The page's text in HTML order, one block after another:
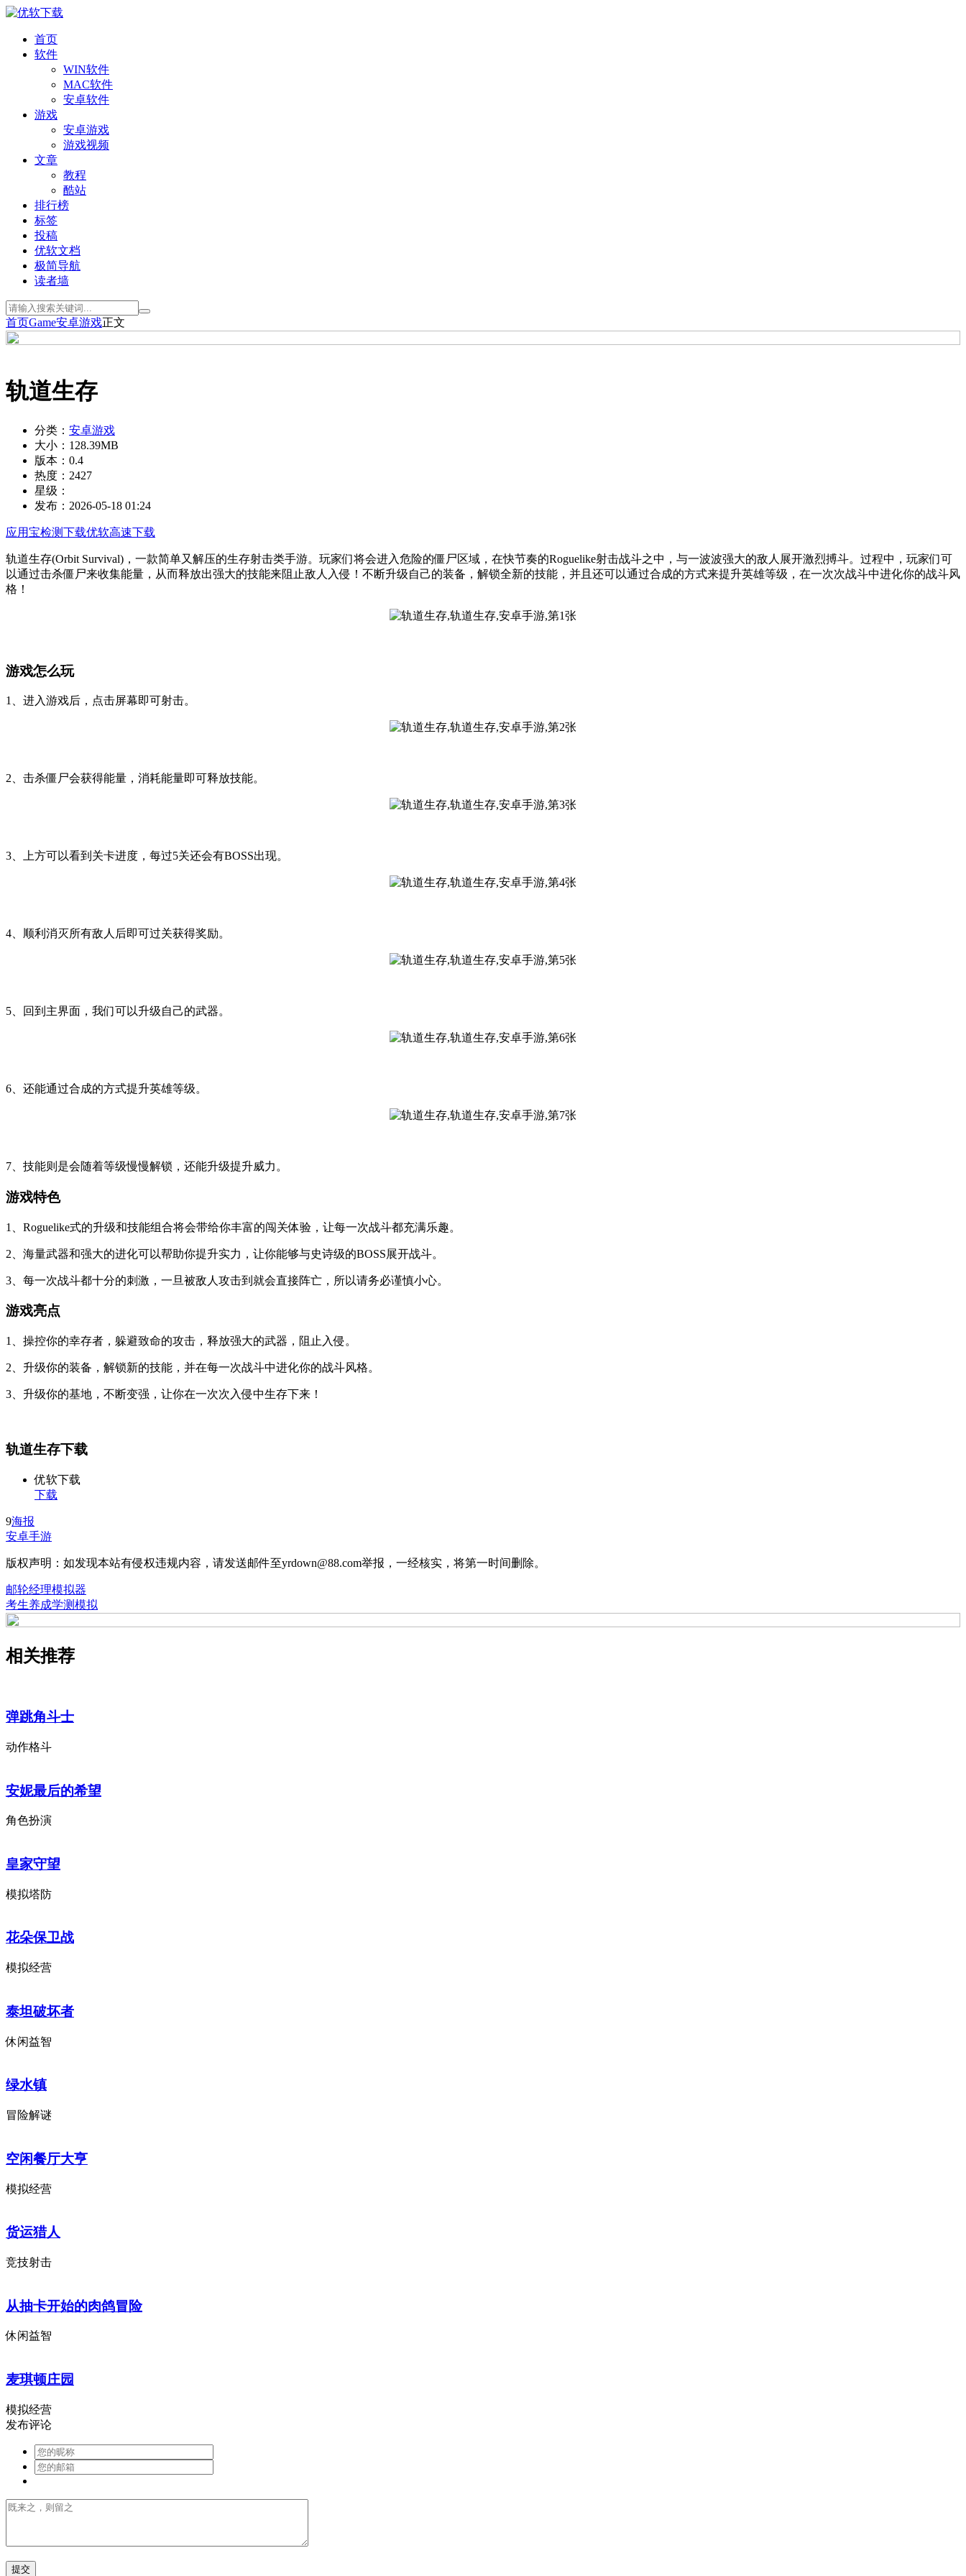
首页
软件
WIN软件
MAC软件
安卓软件
游戏
安卓游戏
游戏视频
文章
教程
酷站
排行榜
标签
投稿
优软文档
极简导航
读者墙
首页Game安卓游戏正文
轨道生存
分类： 安卓游戏
大小： 128.39MB
版本： 0.4
热度： 2427
星级：
发布： 2026-05-18 01:24
应用宝检测下载优软高速下载
轨道生存(Orbit Survival)，一款简单又解压的生存射击类手游。玩家们将会进入危险的僵尸区域，在快节奏的Roguelike射击战斗之中，与一波波强大的敌人展开激烈搏斗。过程中，玩家们可
以通过击杀僵尸来收集能量，从而释放出强大的技能来阻止敌人入侵！不断升级自己的装备，解锁全新的技能，并且还可以通过合成的方式来提升英雄等级，在一次次战斗中进化你的战斗风
格！
游戏怎么玩
1、进入游戏后，点击屏幕即可射击。
2、击杀僵尸会获得能量，消耗能量即可释放技能。
3、上方可以看到关卡进度，每过5关还会有BOSS出现。
4、顺利消灭所有敌人后即可过关获得奖励。
5、回到主界面，我们可以升级自己的武器。
6、还能通过合成的方式提升英雄等级。
7、技能则是会随着等级慢慢解锁，还能升级提升威力。
游戏特色
1、Roguelike式的升级和技能组合将会带给你丰富的闯关体验，让每一次战斗都充满乐趣。
2、海量武器和强大的进化可以帮助你提升实力，让你能够与史诗级的BOSS展开战斗。
3、每一次战斗都十分的刺激，一旦被敌人攻击到就会直接阵亡，所以请务必谨慎小心。
游戏亮点
1、操控你的幸存者，躲避致命的攻击，释放强大的武器，阻止入侵。
2、升级你的装备，解锁新的技能，并在每一次战斗中进化你的战斗风格。
3、升级你的基地，不断变强，让你在一次次入侵中生存下来！
轨道生存下载
优软下载
下载
9海报
安卓手游
版权声明：如发现本站有侵权违规内容，请发送邮件至yrdown@88.com举报，一经核实，将第一时间删除。
邮轮经理模拟器
考生养成学测模拟
相关推荐
弹跳角斗士
动作格斗
安妮最后的希望
角色扮演
皇家守望
模拟塔防
花朵保卫战
模拟经营
泰坦破坏者
休闲益智
绿水镇
冒险解谜
空闲餐厅大亨
模拟经营
货运猎人
竞技射击
从抽卡开始的肉鸽冒险
休闲益智
麦琪顿庄园
模拟经营
发布评论